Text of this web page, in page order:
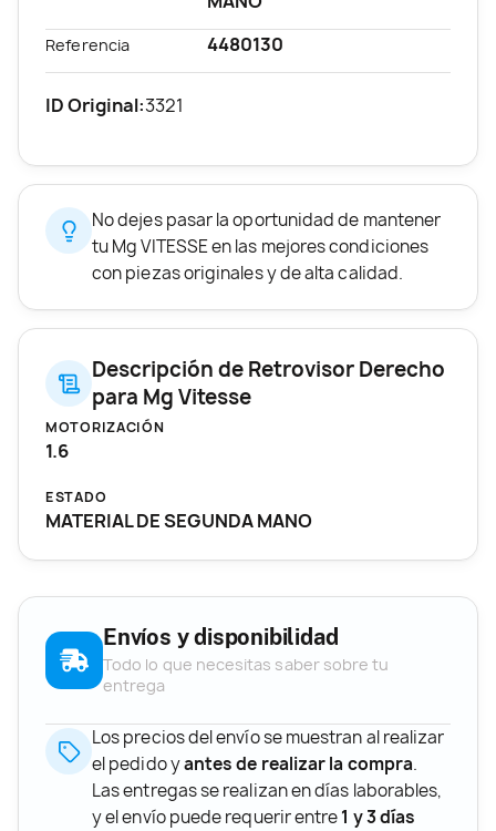
Referencia 4480130
ID Original:3321
No dejes pasar la oportunidad de mantener
tu Mg VITESSE en las mejores condiciones
con piezas originales y de alta calidad.
Descripción de Retrovisor Derecho
para Mg Vitesse
MOTORIZACIÓN
1.6
ESTADO
MATERIAL DE SEGUNDA MANO
Envíos y disponibilidad
Todo lo que necesitas saber sobre tu
entrega
Los precios del envío se muestran al realizar
el pedido yantes de realizar la compra.
Las entregas se realizan en días laborables,
y el envío puede requerir entre1 y 3 días